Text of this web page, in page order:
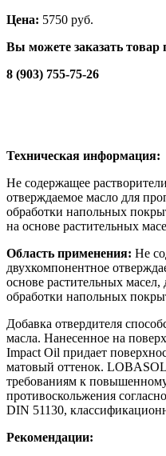
Цена: 5750 руб.
Вы можете заказать товар
8 (903) 755-75-26
Техническая информация:
Не содержащее
отверждаемое масло для
обработки напольных
на основе растительных
Область применения: Не
двухкомпонентное
основе растительных
обработки напольных
Добавка отвердителя
масла. Нанесенное на
Impact Oil придает
матовый оттенок.
требованиям к
противоскольжения
DIN 51130,
Рекомендации: